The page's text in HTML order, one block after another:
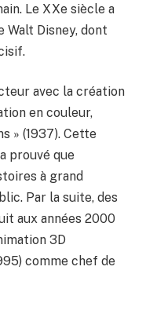
Le XXe siècle a
Walt Disney, dont
avec la création
en couleur,
» (1937). Cette
prouvé que
à grand
Par la suite, des
aux années 2000
3D
comme chef de